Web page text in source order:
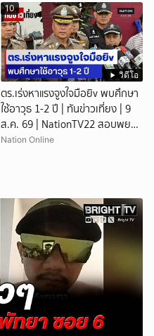
วิดีโอ
10
ตร.เร่งหาแรงจูงใจมือยิv พบศึกษา
ใช้อาวุธ 1-2 ปี | ทันข่าวเที่ยง | 9
ส.ค. 69 | NationTV22 สอบพยาน
แล้ว 17 ปาก เร่งตรวจมือถือและ
Nation Online